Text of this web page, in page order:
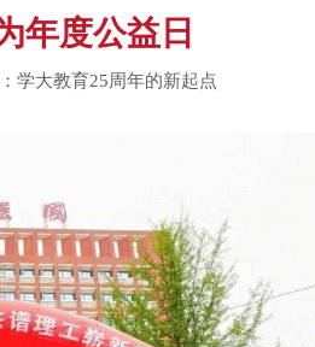
陕西 山西
年度公益日
学大教育25周年的新起点